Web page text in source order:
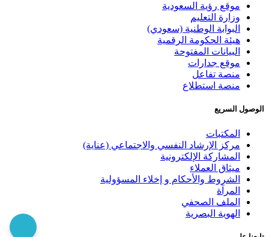
موقع رؤية السعودية
وزارة التعليم
البوابة الوطنية (سعودي)
هيئة الحكومة الرقمية
البيانات المفتوحة
موقع جدارات
منصة تفاعل
منصة استطلاع
الوصول السريع
المكتبات
مركز الإرشاد النفسي والاجتماعي (عناية)
المشاركة الإلكترونية
ميثاق العملاء
الشروط والأحكام و إخلاء المسؤولية
المرآة
الملف الصحفي
الهوية البصرية